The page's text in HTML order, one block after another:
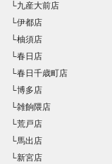
└九産大前店
└伊都店
└柚須店
└春日店
└春日千歳町店
└博多店
└雑餉隈店
└荒戸店
└馬出店
└新宮店